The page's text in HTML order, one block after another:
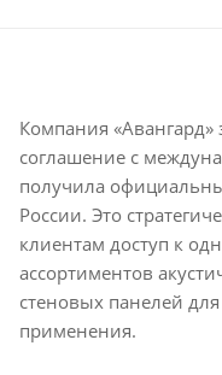
Компания «Авангард»
соглашение с
получила
России. Это
клиентам доступ к
ассортиментов
стеновых панелей
применения.